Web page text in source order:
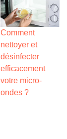
Comment
nettoyer et
désinfecter
efficacement
votre micro-
ondes ?